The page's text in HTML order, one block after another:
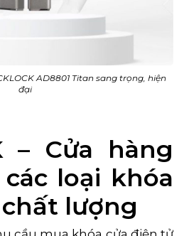
AD8801 Titan sang trọng, hiện
đại
– Cửa hàng
loại khóa
lượng